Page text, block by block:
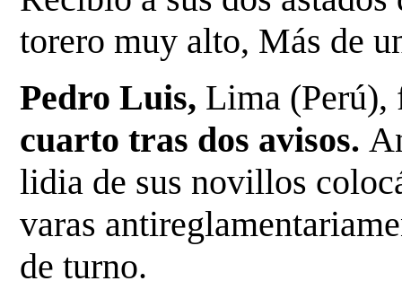
torero muy alto, Más de
Pedro Luis, Lima (Perú),
cuarto tras dos avisos.
lidia de sus novillos
varas
de turno.